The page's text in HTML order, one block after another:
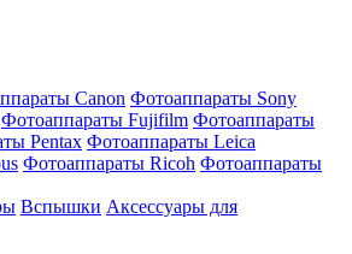
Canon Фотоаппараты Sony
Фотоаппараты Fujifilm Фотоаппараты
Pentax Фотоаппараты Leica
Фотоаппараты Ricoh Фотоаппараты
Вспышки Аксессуары для